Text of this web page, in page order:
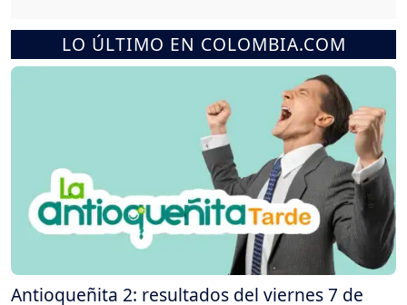
LO ÚLTIMO EN COLOMBIA.COM
Antioqueñita 2: resultados del viernes 7 de